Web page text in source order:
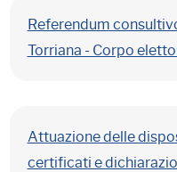
Referendum
Torriana - Corpo
Attuazione delle
certificati e